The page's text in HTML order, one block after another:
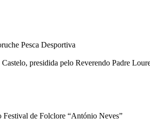
Pesca Desportiva
presidida pelo Reverendo Padre
Festival de Folclore “António Neves”